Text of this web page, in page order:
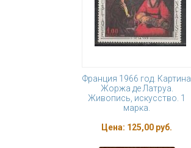
Франция 1966 год. Картина
Жоржа де Латруа.
Живопись, искусство. 1
марка.
Цена: 125,00 руб.